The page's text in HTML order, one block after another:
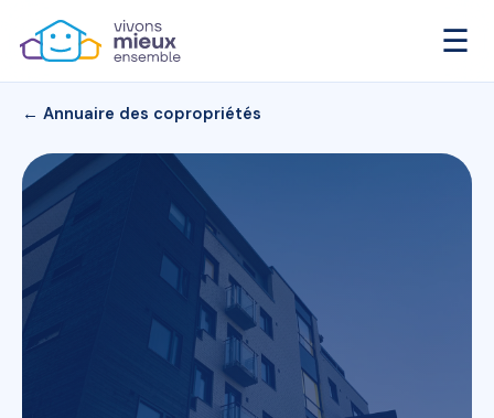
☰
← Annuaire des copropriétés